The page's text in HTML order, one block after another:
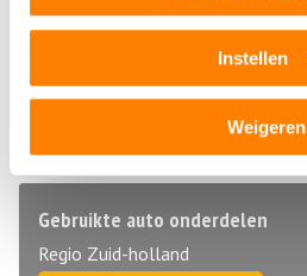
Instellen
Weigeren
Bel direct 06 299 666 24
Gebruikte auto onderdelen
Regio Zuid-holland